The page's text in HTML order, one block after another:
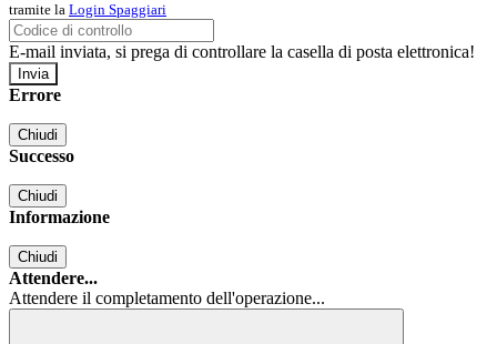
tramite la Login Spaggiari
E-mail inviata, si prega di controllare la casella di posta elettronica!
Errore
Chiudi
Successo
Chiudi
Informazione
Chiudi
Attendere...
Attendere il completamento dell'operazione...